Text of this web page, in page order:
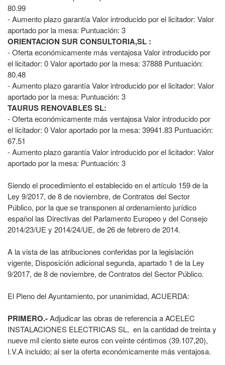
80.99
- Aumento plazo garantía Valor introducido por el licitador: Valor
aportado por la mesa: Puntuación: 3
ORIENTACION SUR CONSULTORIA,SL :
- Oferta económicamente más ventajosa Valor introducido por
el licitador: 0 Valor aportado por la mesa: 37888 Puntuación:
80.48
- Aumento plazo garantía Valor introducido por el licitador: Valor
aportado por la mesa: Puntuación: 3
TAURUS RENOVABLES SL:
- Oferta económicamente más ventajosa Valor introducido por
el licitador: 0 Valor aportado por la mesa: 39941.83 Puntuación:
67.51
- Aumento plazo garantía Valor introducido por el licitador: Valor
aportado por la mesa: Puntuación: 3
Siendo el procedimiento el establecido en el artículo 159 de la
Ley 9/2017, de 8 de noviembre, de Contratos del Sector
Público, por la que se transponen al ordenamiento jurídico
español las Directivas del Parlamento Europeo y del Consejo
2014/23/UE y 2014/24/UE, de 26 de febrero de 2014.
A la vista de las atribuciones conferidas por la legislación
vigente, Disposición adicional segunda, apartado 1 de la Ley
9/2017, de 8 de noviembre, de Contratos del Sector Público.
El Pleno del Ayuntamiento, por unanimidad, ACUERDA:
PRIMERO.‐Adjudicar las obras de referencia a ACELEC
INSTALACIONES ELECTRICAS SL, en la cantidad de treinta y
nueve mil ciento siete euros con veinte céntimos (39.107,20),
I.V.A incluido; al ser la oferta económicamente más ventajosa.